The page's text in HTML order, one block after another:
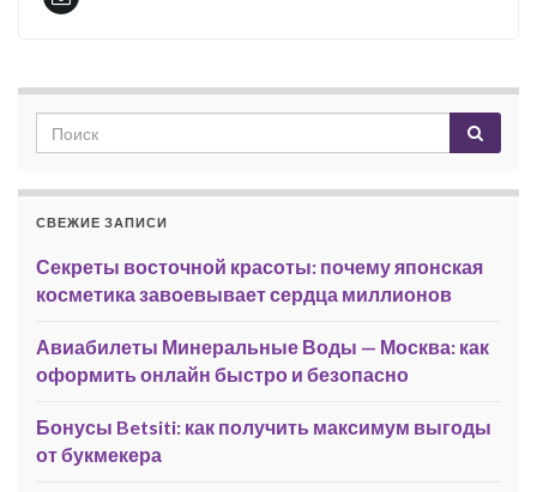
СВЕЖИЕ ЗАПИСИ
Секреты восточной красоты: почему японская
косметика завоевывает сердца миллионов
Авиабилеты Минеральные Воды — Москва: как
оформить онлайн быстро и безопасно
Бонусы Betsiti: как получить максимум выгоды
от букмекера